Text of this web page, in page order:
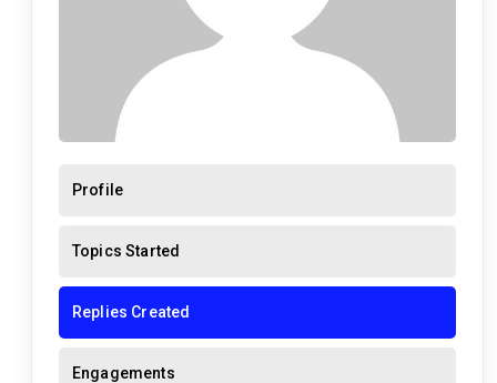
Profile
Topics Started
Replies Created
Engagements